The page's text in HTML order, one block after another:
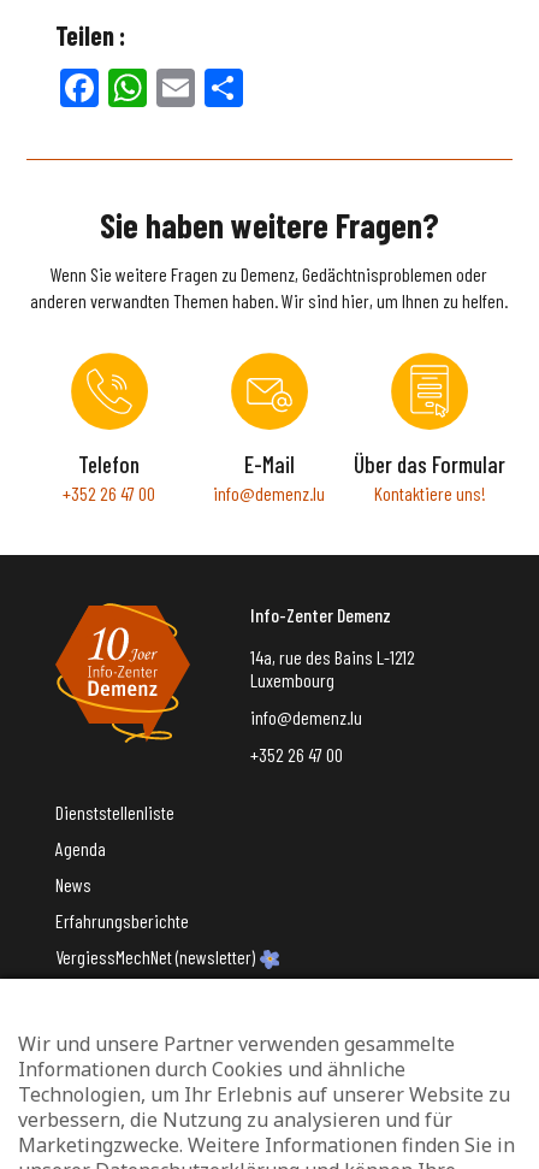
Teilen :
Facebook
WhatsApp
Email
Sie haben weitere Fragen?
Wenn Sie weitere Fragen zu Demenz, Gedächtnisproblemen oder
anderen verwandten Themen haben. Wir sind hier, um Ihnen zu helfen.
Telefon
+352 26 47 00
E-Mail
info@demenz.lu
Über das Formular
Kontaktiere uns!
Info-Zenter Demenz
14a, rue des Bains L-1212
Luxembourg
info@demenz.lu
+352 26 47 00
Dienststellenliste
Agenda
News
Erfahrungsberichte
VergiessMechNet (newsletter)
Mit Unterstützung des
Wir und unsere Partner verwenden gesammelte
Informationen durch Cookies und ähnliche
Technologien, um Ihr Erlebnis auf unserer Website zu
verbessern, die Nutzung zu analysieren und für
Marketingzwecke. Weitere Informationen finden Sie in